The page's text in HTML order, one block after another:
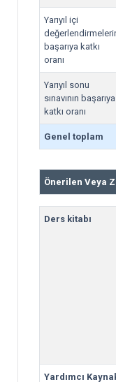
Yarıyıl içi
başarıya katkı
oranı
Yarıyıl sonu
sınavının başarıya
katkı oranı
Genel toplam
Önerilen Veya
Ders kitabı
Yardımcı